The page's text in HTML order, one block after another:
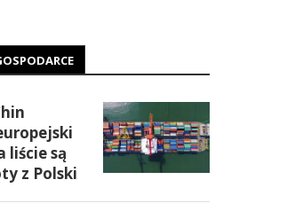
liście są
z Polski